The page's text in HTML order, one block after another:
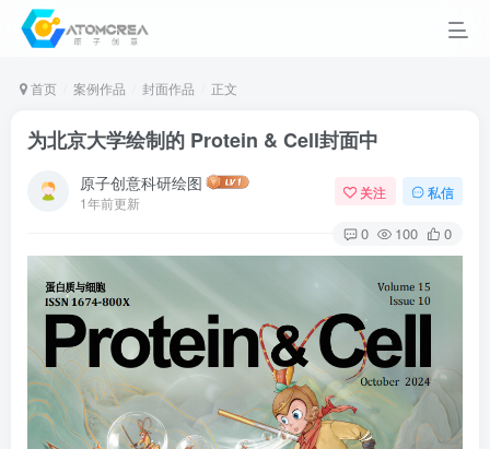
首页 案例作品 封面作品 正文
为北京大学绘制的 Protein & Cell封面中
原子创意科研绘图
1年前更新
关注 私信
0 100 0